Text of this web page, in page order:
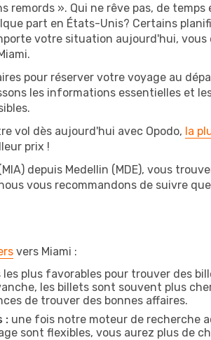
remords ». Qui ne rêve pas, de
part en États-Unis? Certains
votre situation aujourd'hui, vous
pour réserver votre voyage au
les informations essentielles et
vol dès aujourd'hui avec Opodo, la
prix !
depuis Medellin (MDE), vous
vous recommandons de suivre
vers Miami :
les plus favorables pour trouver des
les billets sont souvent plus
de trouver des bonnes affaires.
: une fois notre moteur de recherche
sont flexibles, vous aurez plus de